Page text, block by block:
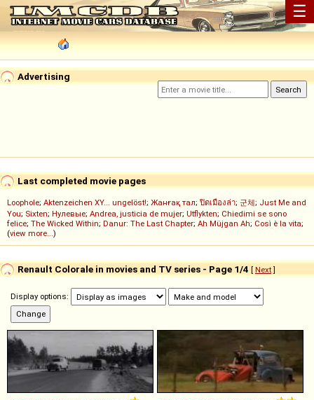
☰
Advertising
Last completed movie pages
Loophole; Aktenzeichen XY... ungelöst!; Жанғақ тал; ปิดเมืองล่า; 군체; Just Me and
You; Sixten; Нулевые; Andrea, justicia de mujer; Utflykten; Chiedimi se sono
felice; The Wicked Within; Danur: The Last Chapter; Ah Müjgan Ah; Così è la vita;
(view more...)
Renault Colorale in movies and TV series - Page 1/4 [ Next]
Display options: